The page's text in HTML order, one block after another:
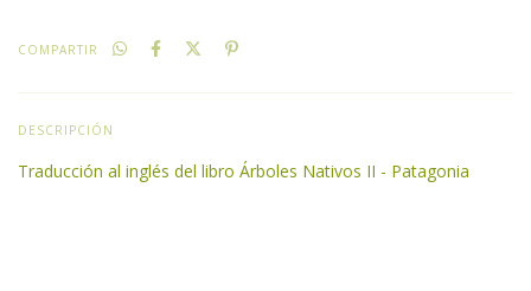
COMPARTIR
DESCRIPCIÓN
Traducción al inglés del libro Árboles Nativos II - Patagonia